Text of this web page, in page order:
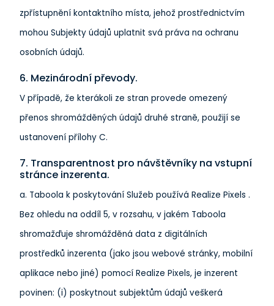
zpřístupnění kontaktního místa, jehož prostřednictvím
mohou Subjekty údajů uplatnit svá práva na ochranu
osobních údajů.
6. Mezinárodní převody.
V případě, že kterákoli ze stran provede omezený
přenos shromážděných údajů druhé straně, použijí se
ustanovení přílohy C.
7. Transparentnost pro návštěvníky na vstupní
stránce inzerenta.
a. Taboola k poskytování Služeb používá Realize Pixels .
Bez ohledu na oddíl 5, v rozsahu, v jakém Taboola
shromažďuje shromážděná data z digitálních
prostředků inzerenta (jako jsou webové stránky, mobilní
aplikace nebo jiné) pomocí Realize Pixels, je inzerent
povinen: (i) poskytnout subjektům údajů veškerá